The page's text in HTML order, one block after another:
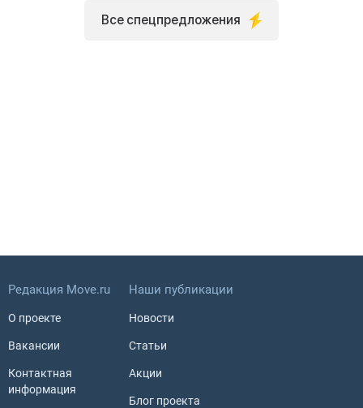
Все спецпредложения
Редакция Move.ru
О проекте
Вакансии
Контактная
информация
Наши публикации
Новости
Статьи
Акции
Блог проекта